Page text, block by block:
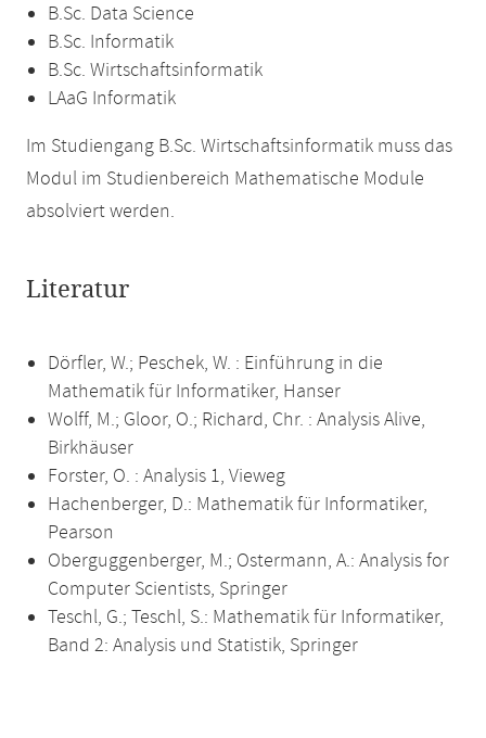
B.Sc. Data Science
B.Sc. Informatik
B.Sc. Wirtschaftsinformatik
LAaG Informatik
Im Studiengang B.Sc. Wirtschaftsinformatik muss das
Modul im Studienbereich Mathematische Module
absolviert werden.
Literatur
Dörfler, W.; Peschek, W. : Einführung in die
Mathematik für Informatiker, Hanser
Wolff, M.; Gloor, O.; Richard, Chr. : Analysis Alive,
Birkhäuser
Forster, O. : Analysis 1, Vieweg
Hachenberger, D.: Mathematik für Informatiker,
Pearson
Oberguggenberger, M.; Ostermann, A.: Analysis for
Computer Scientists, Springer
Teschl, G.; Teschl, S.: Mathematik für Informatiker,
Band 2: Analysis und Statistik, Springer